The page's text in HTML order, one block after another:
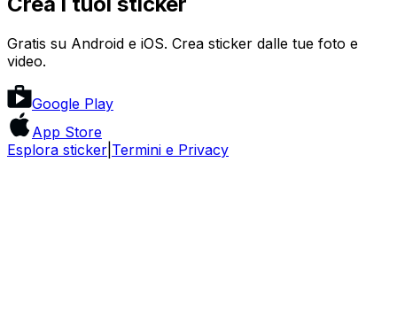
Gratis su Android e iOS. Crea sticker dalle tue foto e
video.
Google Play
App Store
Esplora sticker Termini e Privacy